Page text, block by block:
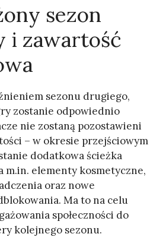
sezon
i zawartość
sezonu drugiego,
zostanie odpowiednio
nie zostaną pozostawieni
– w okresie przejściowym
dodatkowa ścieżka
m.in. elementy kosmetyczne,
oraz nowe
Ma to na celu
społeczności do
kolejnego sezonu.